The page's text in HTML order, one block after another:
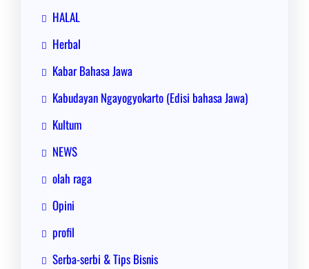
HALAL
Herbal
Kabar Bahasa Jawa
Kabudayan Ngayogyokarto (Edisi bahasa Jawa)
Kultum
NEWS
olah raga
Opini
profil
Serba-serbi & Tips Bisnis